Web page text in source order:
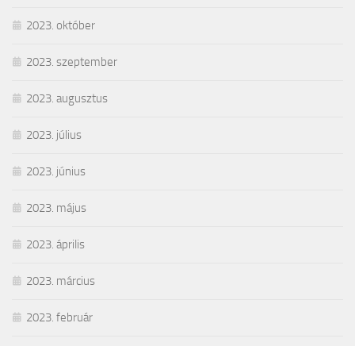
2023. október
2023. szeptember
2023. augusztus
2023. július
2023. június
2023. május
2023. április
2023. március
2023. február